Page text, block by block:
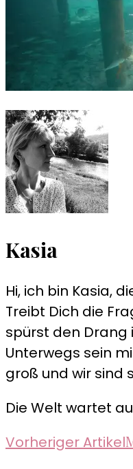
Kasia
Hi, ich bin Kasia,
Treibt Dich die
spürst den Drang
Unterwegs sein
groß und wir sind
Die Welt wartet
Vorheriger Artikel